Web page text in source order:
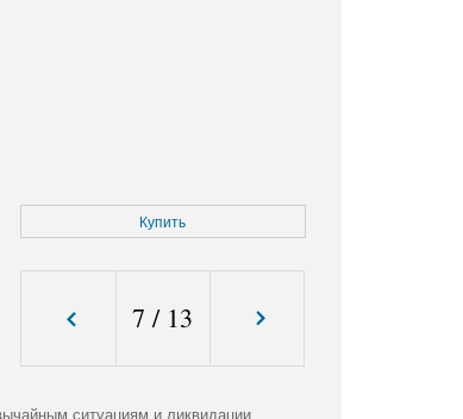
Купить
7 / 13
ситуациям и ликвидации